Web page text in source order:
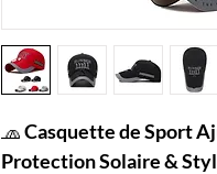
🧢Casquette de Sport
Protection Solaire &